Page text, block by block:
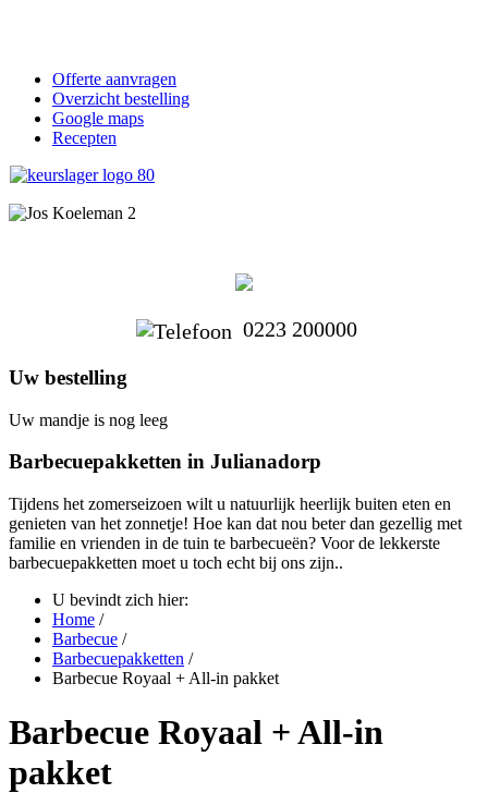
Offerte aanvragen
Overzicht bestelling
Google maps
Recepten
0223 200000
Uw bestelling
Uw mandje is nog leeg
Barbecuepakketten in Julianadorp
Tijdens het zomerseizoen wilt u natuurlijk heerlijk buiten eten en
genieten van het zonnetje! Hoe kan dat nou beter dan gezellig met
familie en vrienden in de tuin te barbecueën? Voor de lekkerste
barbecuepakketten moet u toch echt bij ons zijn..
U bevindt zich hier:
Home /
Barbecue /
Barbecuepakketten /
Barbecue Royaal + All-in pakket
Barbecue Royaal + All-in
pakket